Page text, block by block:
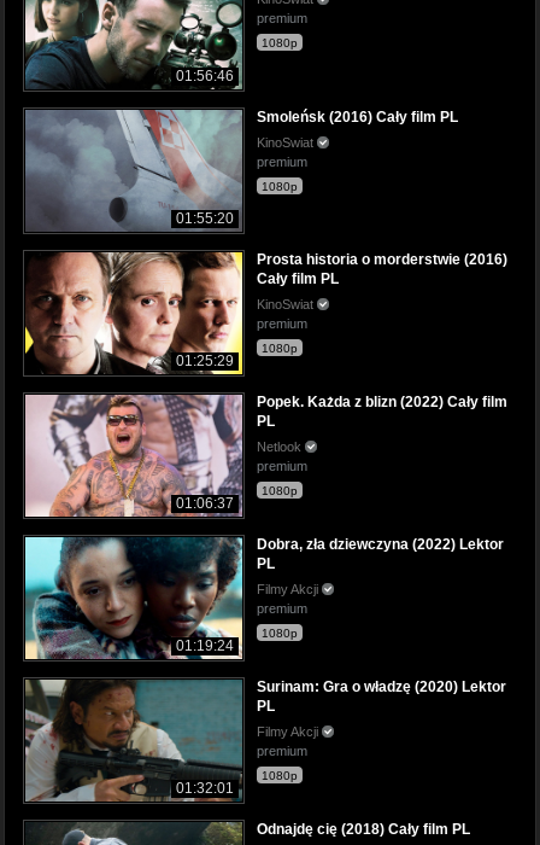
01:56:46
premium
1080p
01:55:20
Smoleńsk (2016) Cały film PL
KinoSwiat
premium
1080p
01:25:29
Prosta historia o morderstwie (2016)
Cały film PL
KinoSwiat
premium
1080p
01:06:37
Popek. Każda z blizn (2022) Cały film
PL
Netlook
premium
1080p
01:19:24
Dobra, zła dziewczyna (2022) Lektor
PL
Filmy Akcji
premium
1080p
01:32:01
Surinam: Gra o władzę (2020) Lektor
PL
Filmy Akcji
premium
1080p
Odnajdę cię (2018) Cały film PL